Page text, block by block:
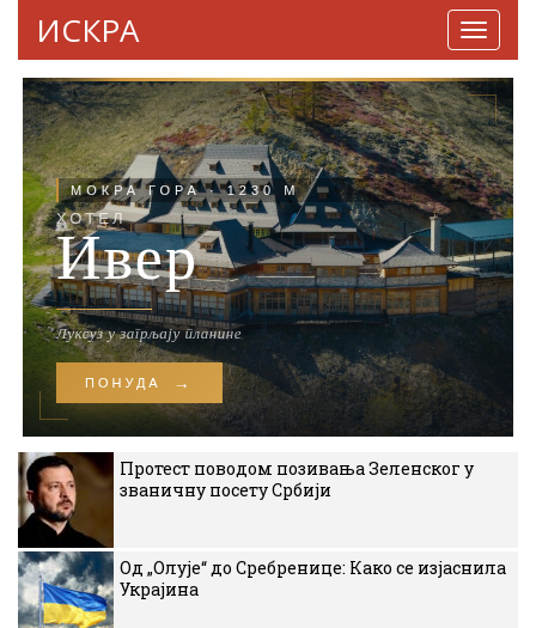
ИСКРА
Протест поводом позивања Зеленског у
званичну посету Србији
Од „Олује“ до Сребренице: Како се изјаснила
Украјина